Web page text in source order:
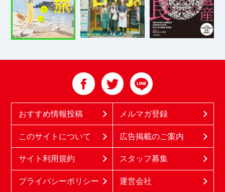
おすすめ情報投稿 メルマガ登録
このサイトについて 広告掲載のご案内
サイト利用規約 スタッフ募集
プライバシーポリシー 運営会社